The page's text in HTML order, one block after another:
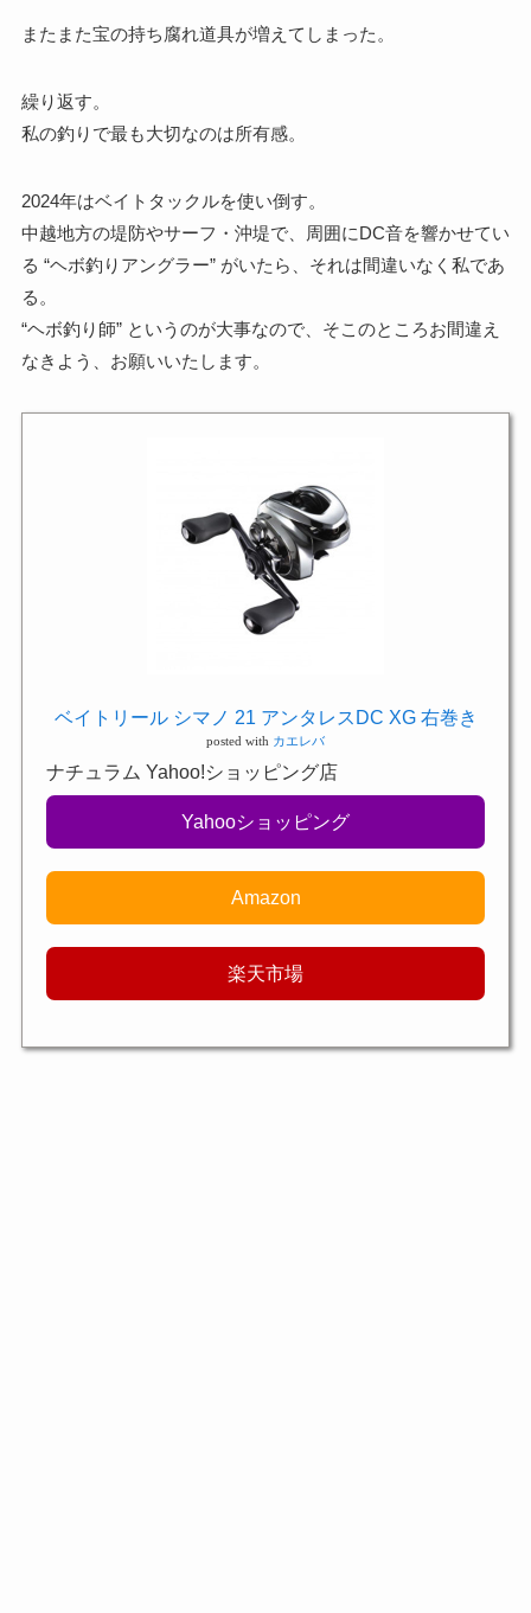
またまた宝の持ち腐れ道具が増えてしまった。
繰り返す。
私の釣りで最も大切なのは所有感。
2024年はベイトタックルを使い倒す。
中越地方の堤防やサーフ・沖堤で、周囲にDC音を響かせてい
る “ヘボ釣りアングラー” がいたら、それは間違いなく私であ
る。
“ヘボ釣り師” というのが大事なので、そこのところお間違え
なきよう、お願いいたします。
ベイトリール シマノ 21 アンタレスDC XG 右巻き
posted with カエレバ
ナチュラム Yahoo!ショッピング店
Yahooショッピング
Amazon
楽天市場